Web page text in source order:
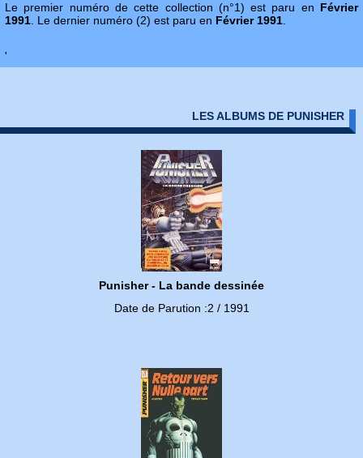
Le premier numéro de cette collection (n°1) est paru en Février
1991 . Le dernier numéro (2) est paru en Février 1991
'
LES ALBUMS DE PUNISHER
Punisher - La bande dessinée
Date de Parution :2 / 1991